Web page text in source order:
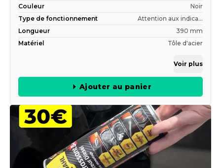
Couleur
Noir
Type de fonctionnement
Attention aux indica...
Longueur
390 mm
Matériel
Tôle d'acier
Voir plus
Ajouter au panier